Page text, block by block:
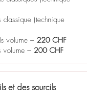
(technique
volume – 220 CHF
volume – 200 CHF
et des sourcils